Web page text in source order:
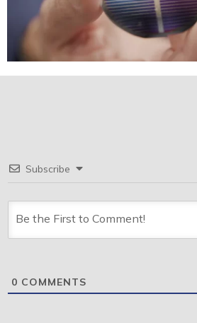
Subscribe
0 COMMENTS